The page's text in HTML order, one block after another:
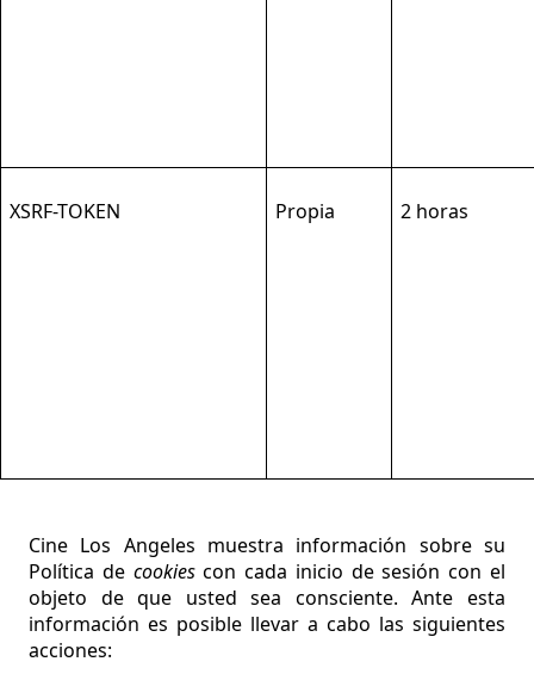
XSRF-TOKEN Propia 2 horas
Cine Los Angeles muestra información sobre su
Política de cookiescon cada inicio de sesión con el
objeto de que usted sea consciente. Ante esta
información es posible llevar a cabo las siguientes
acciones: